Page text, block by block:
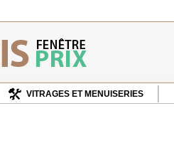
VITRAGES ET MENUISERIES